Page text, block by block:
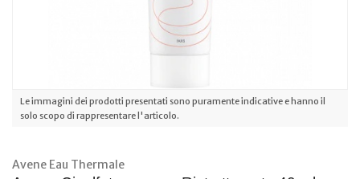
Le immagini dei prodotti presentati sono puramente indicative e hanno il
solo scopo di rappresentare l'articolo.
Avene Eau Thermale